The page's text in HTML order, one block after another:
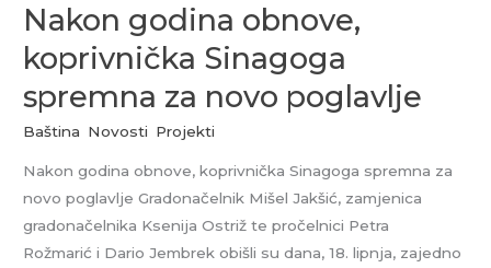
Nakon godina obnove,
koprivnička Sinagoga
spremna za novo poglavlje
Baština Novosti Projekti
Nakon godina obnove, koprivnička Sinagoga spremna za
novo poglavlje Gradonačelnik Mišel Jakšić, zamjenica
gradonačelnika Ksenija Ostriž te pročelnici Petra
Rožmarić i Dario Jembrek obišli su dana, 18. lipnja, zajedno